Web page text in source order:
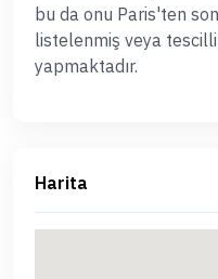
bu da onu Paris'ten
listelenmiş veya
yapmaktadır.
Harita